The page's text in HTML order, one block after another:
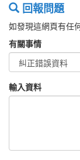
回報問題
如發現這網頁有任
有關事情
輸入資料